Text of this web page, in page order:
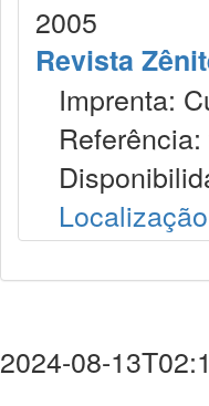
2005
Revista
Imprenta:
Referência:
2024-08-